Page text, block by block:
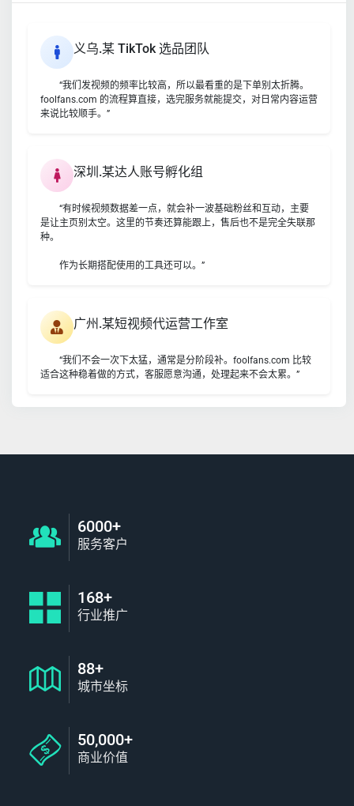
义乌.某 TikTok 选品团队
“我们发视频的频率比较高，所以最看重的是下单别太折腾。
foolfans.com 的流程算直接，选完服务就能提交，对日常内容运营
来说比较顺手。”
深圳.某达人账号孵化组
“有时候视频数据差一点，就会补一波基础粉丝和互动，主要
是让主页别太空。这里的节奏还算能跟上，售后也不是完全失联那
种。
作为长期搭配使用的工具还可以。”
广州.某短视频代运营工作室
“我们不会一次下太猛，通常是分阶段补。foolfans.com 比较
适合这种稳着做的方式，客服愿意沟通，处理起来不会太累。”
6000+
服务客户
168+
行业推广
88+
城市坐标
50,000+
商业价值